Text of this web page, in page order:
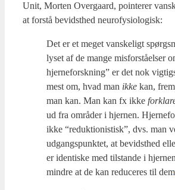
Unit, Mor­ten Over­gaard, poin­te­r­er
at for­stå bevidst­hed neu­ro­fy­si­o­lo­gisk:
Det er et meget van­ske­ligt
lyset af de man­ge mis­for­stå­el­ser
hjer­ne­forsk­ning” er det nok
mest om, hvad man ikke kan,
man kan. Man kan fx ikke
ud fra områ­der i hjer­nen.
ikke “reduk­tio­ni­stisk”, dvs. man
udgangs­punk­tet, at bevidst­hed
er iden­ti­ske med til­stan­de i
min­dre at de kan redu­ce­res til